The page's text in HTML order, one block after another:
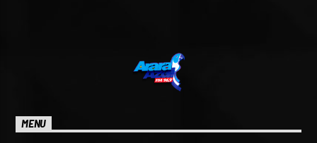
MENU